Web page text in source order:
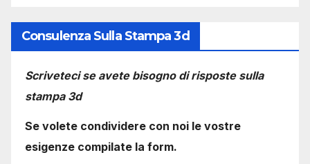
Consulenza Sulla Stampa 3d
Scriveteci se avete bisogno di risposte sulla
stampa 3d
Se volete condividere con noi le vostre
esigenze compilate la form.